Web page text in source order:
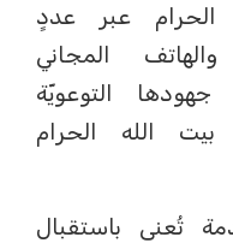
الحرام عبر عددٍ
المجاني
التوعويّة
الله الحرام
تُعنى باستقبال